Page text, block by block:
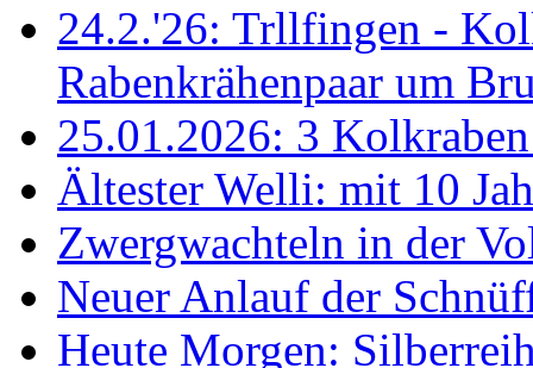
24.2.'26: Trllfingen -
Rabenkrähenpaar um
25.01.2026: 3
Ältester Welli: mit 10
Zwergwachteln in der
Neuer Anlauf der
Heute Morgen: